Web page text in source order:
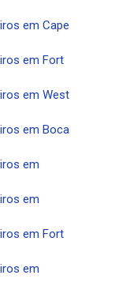
em Cape
em Fort
em West
em Boca
em
em
em Fort
em